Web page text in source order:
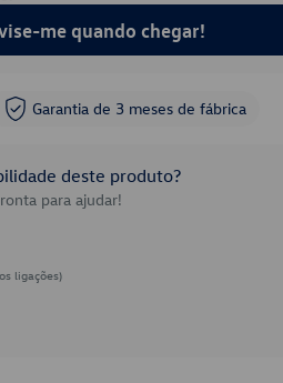
me quando chegar!
Garantia de 3 meses de fábrica
deste produto?
para ajudar!
ligações)